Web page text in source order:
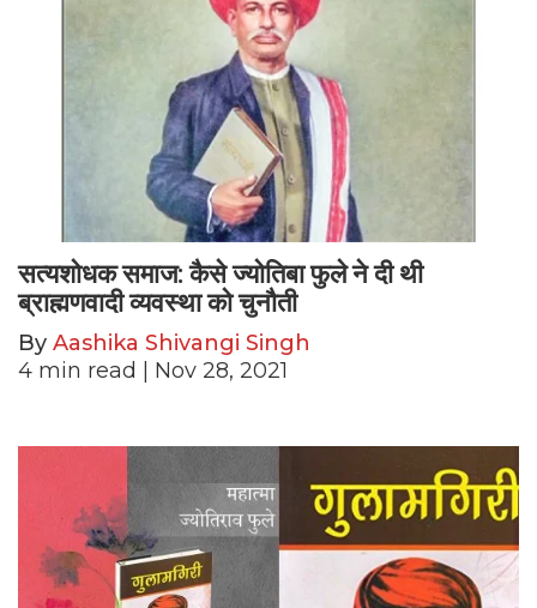
सत्यशोधक समाज: कैसे ज्योतिबा फुले ने दी थी
ब्राह्मणवादी व्यवस्था को चुनौती
By Aashika Shivangi Singh
4 min read | Nov 28, 2021